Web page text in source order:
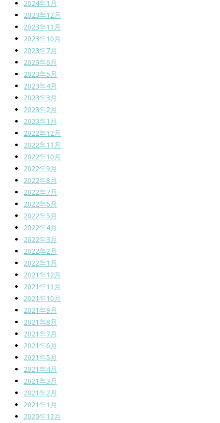
2024年1月
2023年12月
2023年11月
2023年10月
2023年7月
2023年6月
2023年5月
2023年4月
2023年3月
2023年2月
2023年1月
2022年12月
2022年11月
2022年10月
2022年9月
2022年8月
2022年7月
2022年6月
2022年5月
2022年4月
2022年3月
2022年2月
2022年1月
2021年12月
2021年11月
2021年10月
2021年9月
2021年8月
2021年7月
2021年6月
2021年5月
2021年4月
2021年3月
2021年2月
2021年1月
2020年12月